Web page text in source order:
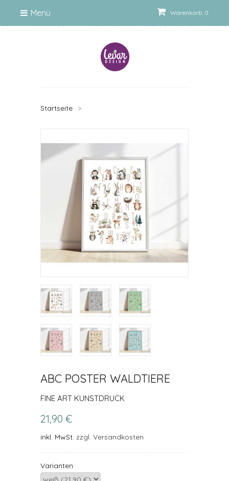
Warenkorb: 0
Menü
Startseite >
ABC POSTER WALDTIERE
FINE ART KUNSTDRUCK
21,90 €
inkl. MwSt. zzgl. Versandkosten
Varianten